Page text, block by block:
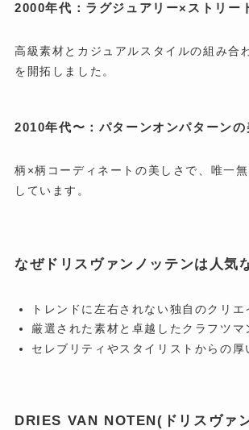
2000年代：ラグジュアリー×ストリー
高級素材とカジュアルスタイルの組み合
を開拓しました。
2010年代〜：パターンオンパターンの
柄×柄コーディネートの美しさで、唯一
しています。
なぜドリスヴァンノッテンは人気
トレンドに左右されない独自のクリエ
厳選された素材と卓越したクラフツマ
セレブリティやスタイリストからの厚
DRIES VAN NOTEN(ドリスヴァ